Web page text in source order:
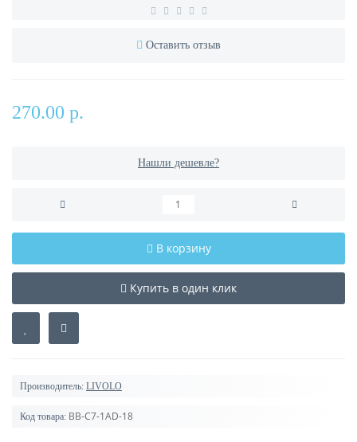
Оставить отзыв
270.00 р.
Нашли дешевле?
В корзину
Купить в один клик
Производитель: LIVOLO
Код товара: BB-C7-1AD-18